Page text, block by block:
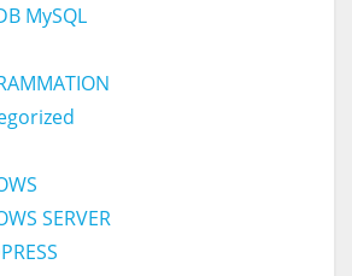
MySQL
SERVER